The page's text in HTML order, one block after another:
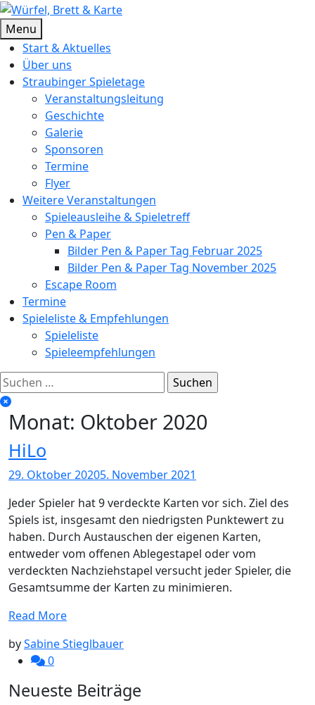
Skip
to
content
Würfel, Brett & Karte
Brettspielverein & Veranstalter Straubinger Spieletage
Menu
Start & Aktuelles
Über uns
Straubinger Spieletage
Veranstaltungsleitung
Geschichte
Galerie
Sponsoren
Termine
Flyer
Weitere Veranstaltungen
Spieleausleihe & Spieletreff
Pen & Paper
Bilder Pen & Paper Tag Februar 2025
Bilder Pen & Paper Tag November 2025
Escape Room
Termine
Spieleliste & Empfehlungen
Spieleliste
Spieleempfehlungen
Suchen
nach:
Monat: Oktober 2020
HiLo
29. Oktober 20205. November 2021
Jeder Spieler hat 9 verdeckte Karten vor sich. Ziel des
Spiels ist, insgesamt den niedrigsten Punktewert zu
haben. Durch Austauschen der eigenen Karten,
entweder vom offenen Ablegestapel oder vom
verdeckten Nachziehstapel versucht jeder Spieler, die
Gesamtsumme der Karten zu minimieren.
Read More
bySabine Stieglbauer
0
Neueste Beiträge